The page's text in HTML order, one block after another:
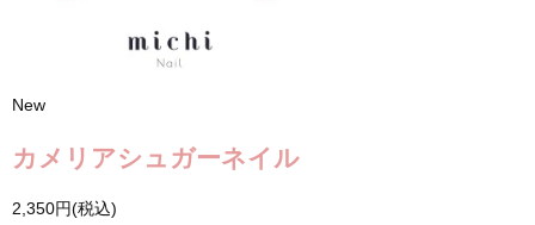
New
カメリアシュガーネイル
2,350円(税込)